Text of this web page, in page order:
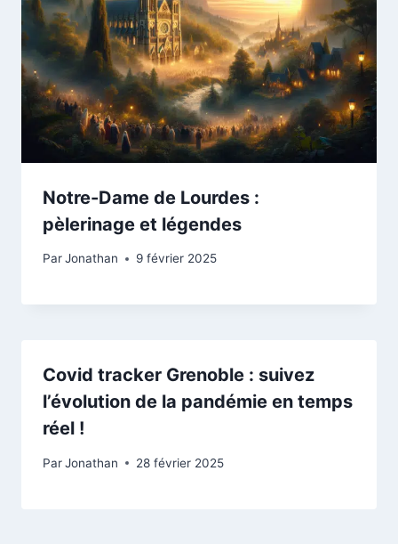
Notre-Dame de Lourdes :
pèlerinage et légendes
ParJonathan 9 février 2025
Covid tracker Grenoble : suivez
l’évolution de la pandémie en temps
réel !
ParJonathan 28 février 2025